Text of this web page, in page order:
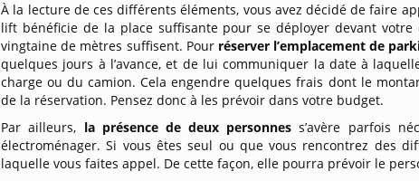
À la lecture de ces différents éléments, vous avez décidé de faire
lift bénéficie de la place suffisante pour se déployer devant
vingtaine de mètres suffisent. Pour réserver l’emplacement de
quelques jours à l’avance, et de lui communiquer la date à
charge ou du camion. Cela engendre quelques frais dont le
de la réservation. Pensez donc à les prévoir dans votre budget.
Par ailleurs, la présence de deux personnes s’avère parfois
électroménager. Si vous êtes seul ou que vous rencontrez des
laquelle vous faites appel. De cette façon, elle pourra prévoir le